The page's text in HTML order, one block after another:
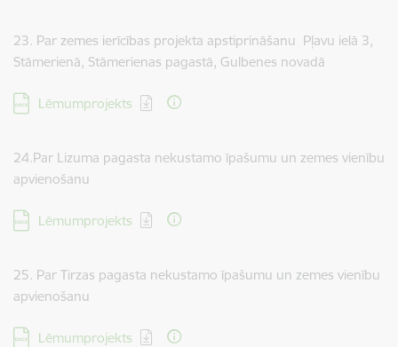
23. Par zemes ierīcības projekta apstiprināšanu Pļavu ielā 3,
Stāmerienā, Stāmerienas pagastā, Gulbenes novadā
Lejupielādēt:
Lēmumprojekts
24.Par Lizuma pagasta nekustamo īpašumu un zemes vienību
apvienošanu
Lejupielādēt:
Lēmumprojekts
25. Par Tirzas pagasta nekustamo īpašumu un zemes vienību
apvienošanu
Lejupielādēt:
Lēmumprojekts